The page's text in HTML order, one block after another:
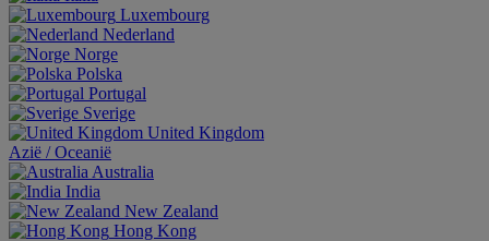
Luxembourg
Nederland
Norge
Polska
Portugal
Sverige
United Kingdom
Aziё / Oceaniё
Australia
India
New Zealand
Hong Kong